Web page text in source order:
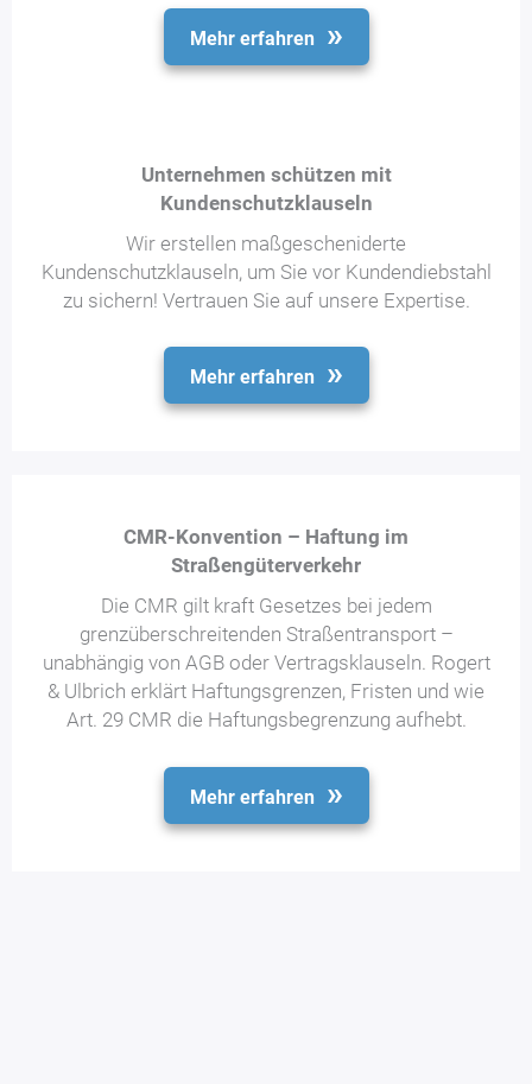
Mehr erfahren
Unternehmen schützen mit
Kundenschutzklauseln
Wir erstellen maßgescheniderte
Kundenschutzklauseln, um Sie vor Kundendiebstahl
zu sichern! Vertrauen Sie auf unsere Expertise.
Mehr erfahren
CMR-Konvention – Haftung im
Straßengüterverkehr
Die CMR gilt kraft Gesetzes bei jedem
grenzüberschreitenden Straßentransport –
unabhängig von AGB oder Vertragsklauseln. Rogert
& Ulbrich erklärt Haftungsgrenzen, Fristen und wie
Art. 29 CMR die Haftungsbegrenzung aufhebt.
Mehr erfahren